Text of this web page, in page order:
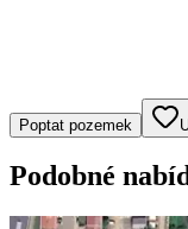
Klepněte nebo klikněte
Poptat pozemek
Podobné